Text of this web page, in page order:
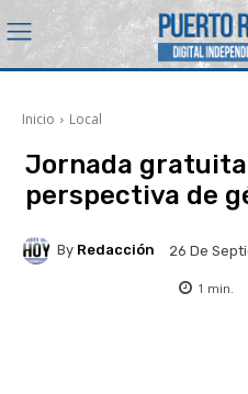
Inicio Local
Jornada
perspectiva de
By Redacción 26 De
1 min.